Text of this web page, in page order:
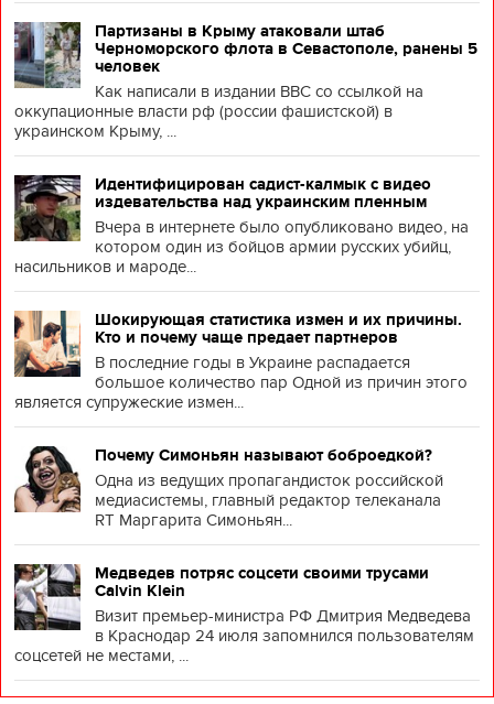
Партизаны в Крыму атаковали штаб
Черноморского флота в Севастополе, ранены 5
человек
Как написали в издании BBC со ссылкой на
оккупационные власти рф (россии фашистской) в
украинском Крыму, ...
Идентифицирован садист-калмык с видео
издевательства над украинским пленным
Вчера в интернете было опубликовано видео, на
котором один из бойцов армии русских убийц,
насильников и мароде...
Шокирующая статистика измен и их причины.
Кто и почему чаще предает партнеров
В последние годы в Украине распадается
большое количество пар Одной из причин этого
является супружеские измен...
Почему Симоньян называют боброедкой?
Одна из ведущих пропагандисток российской
медиасистемы, главный редактор телеканала
RT Маргарита Симоньян...
Медведев потряс соцсети своими трусами
Calvin Klein
Визит премьер-министра РФ Дмитрия Медведева
в Краснодар 24 июля запомнился пользователям
соцсетей не местами, ...